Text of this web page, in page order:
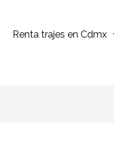
Renta trajes en Cdmx